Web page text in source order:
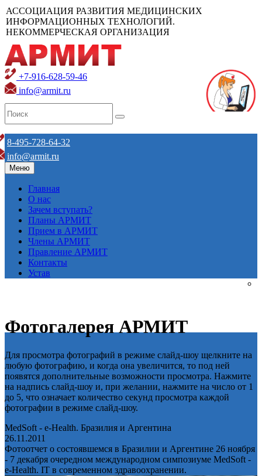
АССОЦИАЦИЯ РАЗВИТИЯ МЕДИЦИНСКИХ
ИНФОРМАЦИОННЫХ ТЕХНОЛОГИЙ.
НЕКОММЕРЧЕСКАЯ ОРГАНИЗАЦИЯ
+7-916-628-59-46
info@armit.ru
8-495-728-64-32
info@armit.ru
Меню
Главная
О нас
Зачем вступать?
Планы АРМИТ
Прием в АРМИТ
Члены АРМИТ
Правление АРМИТ
Контакты
Устав
Фотогалерея АРМИТ
Для просмотра фотографий в режиме слайд-шоу щелкните на
любую фотографию, и когда она увеличится, то под ней
появятся дополнительные возможности просмотра. Нажмите
на надпись слайд-шоу и, при желании, нажмите на число от 1
до 5, что означает количество секунд просмотра каждой
фотографии в режиме слайд-шоу.
MedSoft - e-Health. Бразилия и Аргентина
26.11.2011
Фотоотчет о состоявшемся в Бразилии и Аргентине 26 ноября
- 7 декабря очередном международном симпозиуме MedSoft -
e-Health. IT в современном здравоохранении.